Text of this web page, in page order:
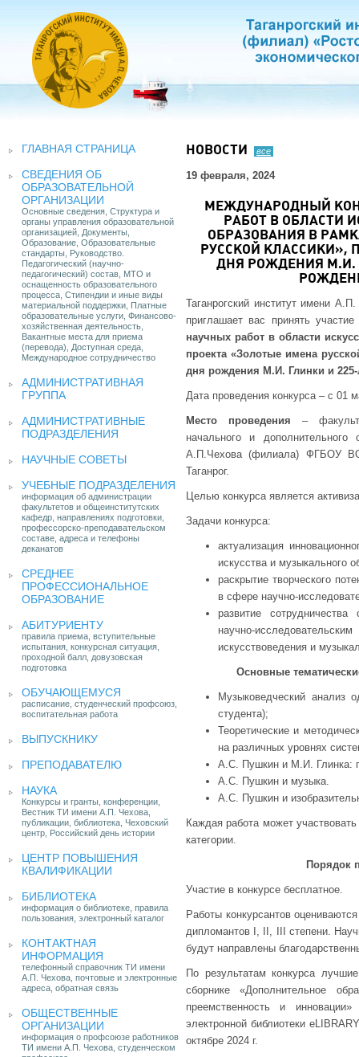
ГЛАВНАЯ СТРАНИЦА
СВЕДЕНИЯ ОБ
ОБРАЗОВАТЕЛЬНОЙ
ОРГАНИЗАЦИИ
Основные сведения, Структура и
органы управления образовательной
организацией, Документы,
Образование, Образовательные
стандарты, Руководство.
Педагогический (научно-
педагогический) состав, МТО и
оснащенность образовательного
процесса, Стипендии и иные виды
материальной поддержки, Платные
образовательные услуги, Финансово-
хозяйственная деятельность,
Вакантные места для приема
(перевода), Доступная среда,
Международное сотрудничество
АДМИНИСТРАТИВНАЯ
ГРУППА
АДМИНИСТРАТИВНЫЕ
ПОДРАЗДЕЛЕНИЯ
НАУЧНЫЕ СОВЕТЫ
УЧЕБНЫЕ ПОДРАЗДЕЛЕНИЯ
информация об администрации
факультетов и общеинститутских
кафедр, направлениях подготовки,
профессорско-преподавательском
составе, адреса и телефоны
деканатов
СРЕДНЕЕ
ПРОФЕССИОНАЛЬНОЕ
ОБРАЗОВАНИЕ
АБИТУРИЕНТУ
правила приема, вступительные
испытания, конкурсная ситуация,
проходной балл, довузовская
подготовка
ОБУЧАЮЩЕМУСЯ
расписание, студенческий профсоюз,
воспитательная работа
ВЫПУСКНИКУ
ПРЕПОДАВАТЕЛЮ
НАУКА
Конкурсы и гранты, конференции,
Вестник ТИ имени А.П. Чехова,
публикации, библиотека, Чеховский
центр, Российский день истории
ЦЕНТР ПОВЫШЕНИЯ
КВАЛИФИКАЦИИ
БИБЛИОТЕКА
информация о библиотеке, правила
пользования, электронный каталог
КОНТАКТНАЯ
ИНФОРМАЦИЯ
телефонный справочник ТИ имени
А.П. Чехова, почтовые и электронные
адреса, обратная связь
ОБЩЕСТВЕННЫЕ
ОРГАНИЗАЦИИ
информация о профсоюзе работников
ТИ имени А.П. Чехова, студенческом
НОВОСТИ все
19 февраля, 2024
МЕЖДУНАРОДНЫЙ
РАБОТ В ОБЛАСТИ
ОБРАЗОВАНИЯ В
РУССКОЙ КЛАССИКИ»,
ДНЯ РОЖДЕНИЯ М.И.
Таганрогский институт имени
приглашает вас принять
научных работ в области
проекта «Золотые имена
дня рождения М.И. Глинки и
Дата проведения конкурса – с 01
Место проведения–
начального и дополнительного
А.П.Чехова (филиала) ФГБОУ
Таганрог.
Целью конкурса является
Задачи конкурса:
актуализация
искусства и музыкального
раскрытие творческого
в сфере научно-
развитие
научно-
искусствоведения и
Основные
Музыковедческий анализ
студента);
Теоретические и
на различных уровнях
А.С. Пушкин и М.И. Глинка:
А.С. Пушкин и музыка.
А.С. Пушкин и
Каждая работа может
категории.
Порядок
Участие в конкурсе бесплатное.
Работы конкурсантов
дипломантов I, II, III степени.
будут направлены
По результатам конкурса
сборнике «Дополнительное
преемственность и
электронной библиотеки
октябре 2024 г.